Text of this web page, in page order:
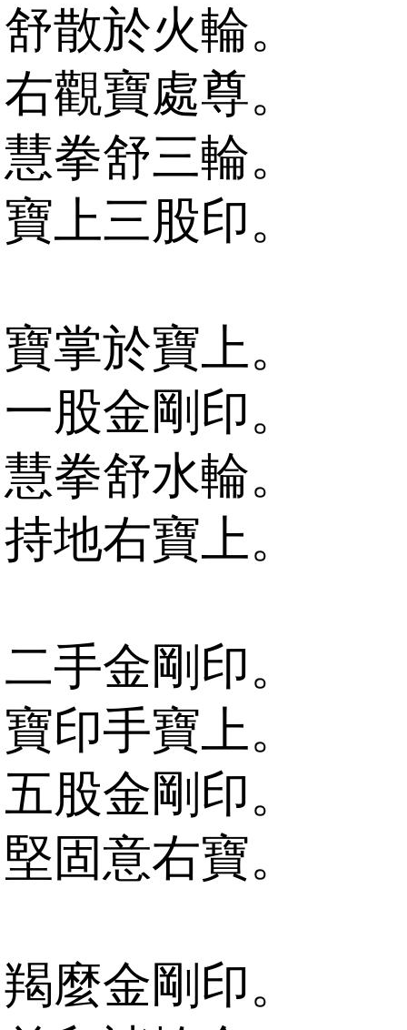
舒散於火輪。
右觀寶處尊。
慧拳舒三輪。
寶上三股印。
寶掌於寶上。
一股金剛印。
慧拳舒水輪。
持地右寶上。
二手金剛印。
寶印手寶上。
五股金剛印。
堅固意右寶。
羯麼金剛印。